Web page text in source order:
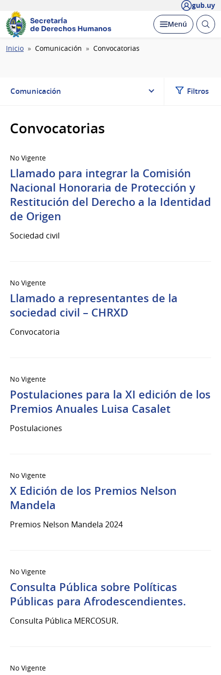
gub.uy
Secretaría
de Derechos Humanos
Desplegar
Menú Abrir
Ruta
Inicio Comunicación Convocatorias
Comunicación Filtros
Convocatorias
No Vigente
Llamado para integrar la Comisión
Nacional Honoraria de Protección y
Restitución del Derecho a la Identidad
de Origen
Sociedad civil
No Vigente
Llamado a representantes de la
sociedad civil – CHRXD
Convocatoria
No Vigente
Postulaciones para la XI edición de los
Premios Anuales Luisa Casalet
Postulaciones
No Vigente
X Edición de los Premios Nelson
Mandela
Premios Nelson Mandela 2024
No Vigente
Consulta Pública sobre Políticas
Públicas para Afrodescendientes.
Consulta Pública MERCOSUR.
No Vigente